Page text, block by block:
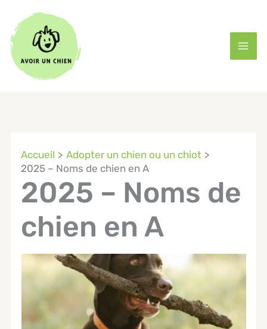
contenu
Accueil
Adopter un chien ou un chiot
2025 – Noms de chien en A
2025 – Noms de
chien en A